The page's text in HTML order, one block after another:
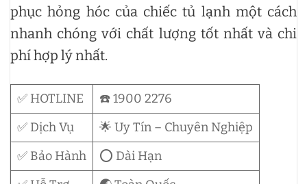
phục hỏng hóc của chiếc tủ lạnh một cách
nhanh chóng với chất lượng tốt nhất và chi
phí hợp lý nhất.
✅ HOTLINE
☎️ 1900 2276
✅ Dịch Vụ
🌟 Uy Tín – Chuyên Nghiệp
✅ Bảo Hành
⭕ Dài Hạn